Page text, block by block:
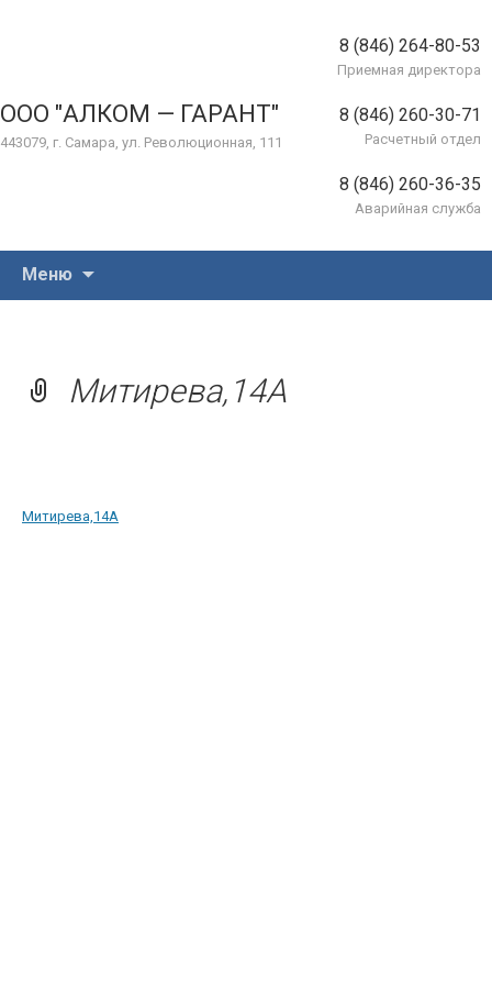
ООО "АЛКОМ — ГАРАНТ"
443079, г. Самара, ул. Революционная, 111
8 (846) 264-80-53
Приемная директора
8 (846) 260-30-71
Расчетный отдел
8 (846) 260-36-35
Аварийная служба
Меню
Митирева,14А
Митирева,14А